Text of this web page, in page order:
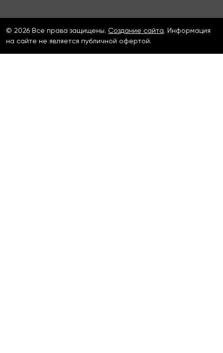
© 2026 Все права защищены. Создание сайта. Информация
на сайте не является публичной офертой.